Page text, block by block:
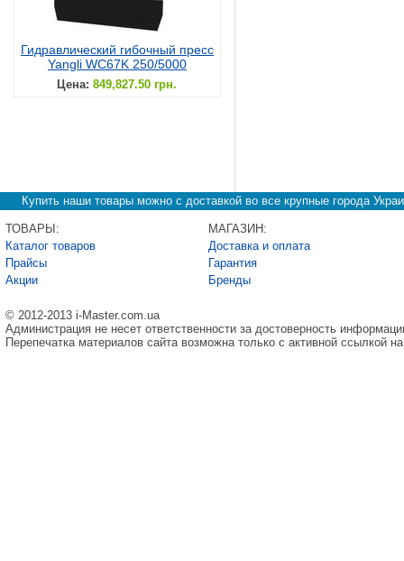
Гидравлический гибочный пресс
Yangli WC67K 250/5000
Цена: 849,827.50 грн.
Купить наши товары можно с доставкой во все крупные города
ТОВАРЫ:
Каталог товаров
Прайсы
Акции
МАГАЗИН:
Доставка и оплата
Гарантия
Бренды
© 2012-2013 i-Master.com.ua
Администрация не несет ответственности за достоверность
Перепечатка материалов сайта возможна только с активной ссылкой